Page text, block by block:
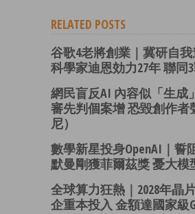
RELATED POSTS
谷歌4老將創業｜冀研自
科學家迪恩効力27年 聯同
網民盲反AI 內容似「生成
審先判個案增 恐毀創作者
尼）
數學新星投身OpenAI｜誓
默曼剛獲菲爾茲獎 憂大模
全球算力狂熱｜2028年晶
企重本投入 金額達國家級